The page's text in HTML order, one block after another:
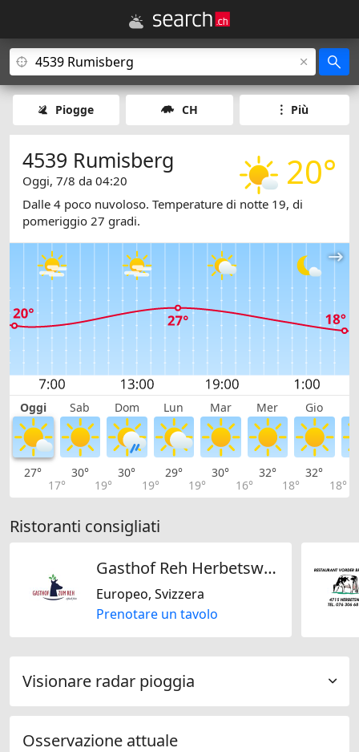
Piogge CH Più
20°
4539 Rumisberg
Oggi, 7/8 da 04:20
Dalle 4 poco nuvoloso. Temperature di notte 19, di
pomeriggio 27 gradi.
Oggi Sab Dom Lun Mar Mer Gio
27°
17°
30°
19°
30°
19°
29°
19°
30°
16°
32°
18°
32°
18°
Ristoranti consigliati
Gasthof Reh Herbetswil AG
Europeo, Svizzera
Prenotare un tavolo
Visionare radar pioggia
Osservazione attuale